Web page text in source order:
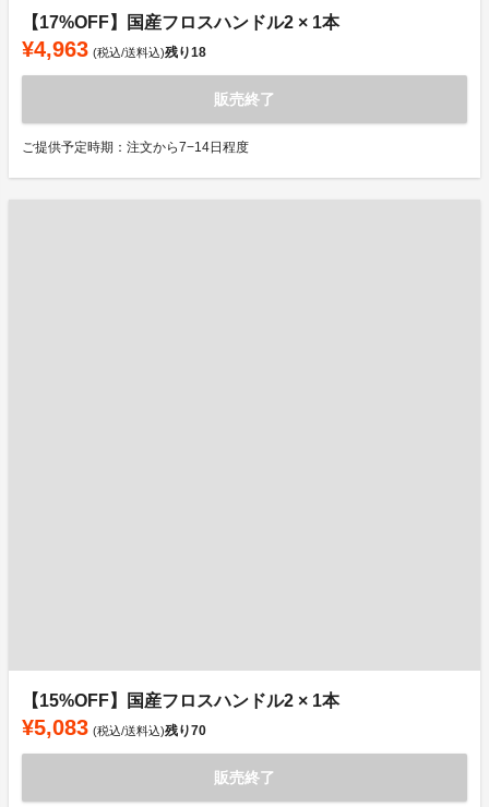
【17%OFF】国産フロスハンドル2 × 1本
¥4,963 (税込/送料込)残り18
販売終了
ご提供予定時期：注文から7−14日程度
【15%OFF】国産フロスハンドル2 × 1本
¥5,083 (税込/送料込)残り70
販売終了